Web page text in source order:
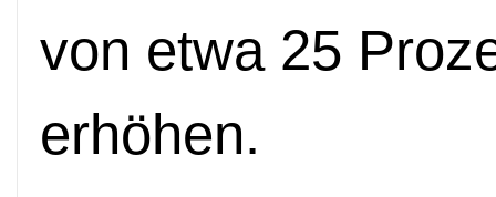
von etwa 25
erhöhen.